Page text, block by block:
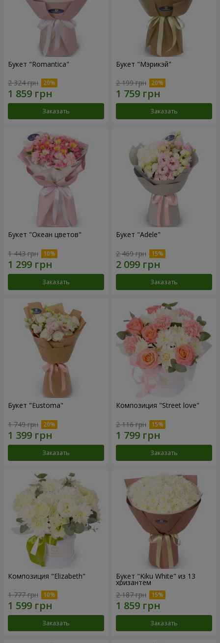
Букет "Romantica"
2 324 грн
Заказать
Букет "Мэрикэй"
2 199 грн
Заказать
Букет "Океан цветов"
1 443 грн
Заказать
Букет "Adele"
2 469 грн
Заказать
Букет "Eustoma"
1 749 грн
Заказать
Композиция "Street love"
2 116 грн
Заказать
Композиция "Elizabeth"
1 777 грн
Заказать
Букет "Kiku White" из 13
хризантем
2 187 грн
Заказать